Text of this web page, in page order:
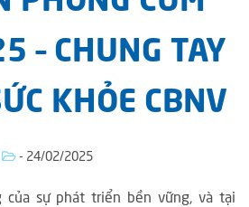
– CHUNG TAY
KHỎE CBNV
- 24/02/2025
của sự phát triển bền vững, và tại